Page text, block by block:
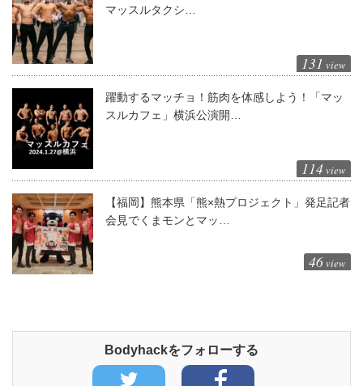
マッスルタクシ…
131 view
躍動するマッチョ！筋肉を体感しよう！「マッ
スルカフェ」横浜公演開…
114 view
【福岡】熊本県「熊×熱プロジェクト」発足記者
会見でくまモンとマッ…
46 view
Bodyhackをフォローする